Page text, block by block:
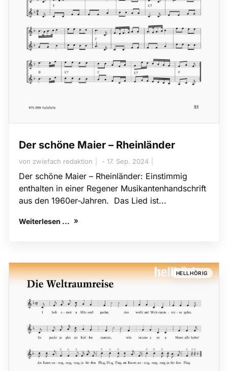
Der schöne Maier – Rheinländer
von zwiefach redaktion 17. Sep. 2024
Der schöne Maier – Rheinländer: Einstimmig
enthalten in einer Regener Musikantenhandschrift
aus den 1960er-Jahren. Das Lied ist...
Weiterlesen ...
HELLHÖRIG